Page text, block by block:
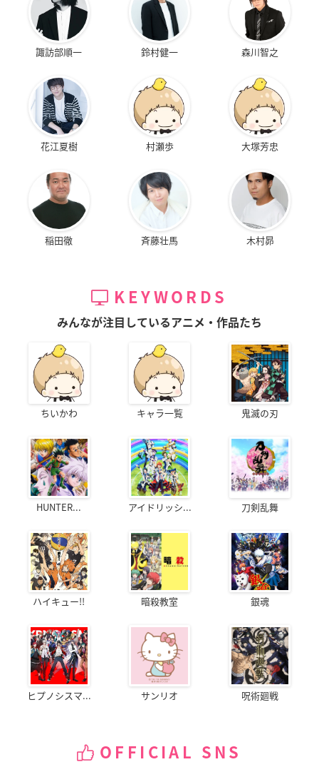
諏訪部順一 鈴村健一 森川智之
花江夏樹 村瀬歩 大塚芳忠
稲田徹 斉藤壮馬 木村昴
KEYWORDS
みんなが注目しているアニメ・作品たち
ちいかわ キャラ一覧 鬼滅の刃
HUNTER... アイドリッシ... 刀剣乱舞
ハイキュー!! 暗殺教室 銀魂
ヒプノシスマ... サンリオ 呪術廻戦
OFFICIAL SNS